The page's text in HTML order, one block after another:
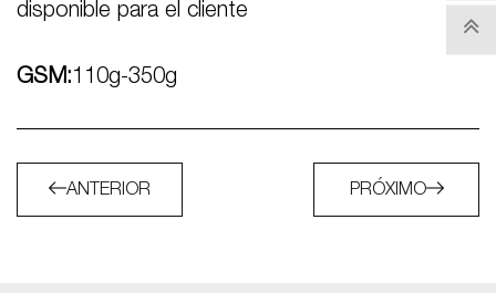
disponible para el cliente
GSM:110g-350g
ANTERIOR PRÓXIMO